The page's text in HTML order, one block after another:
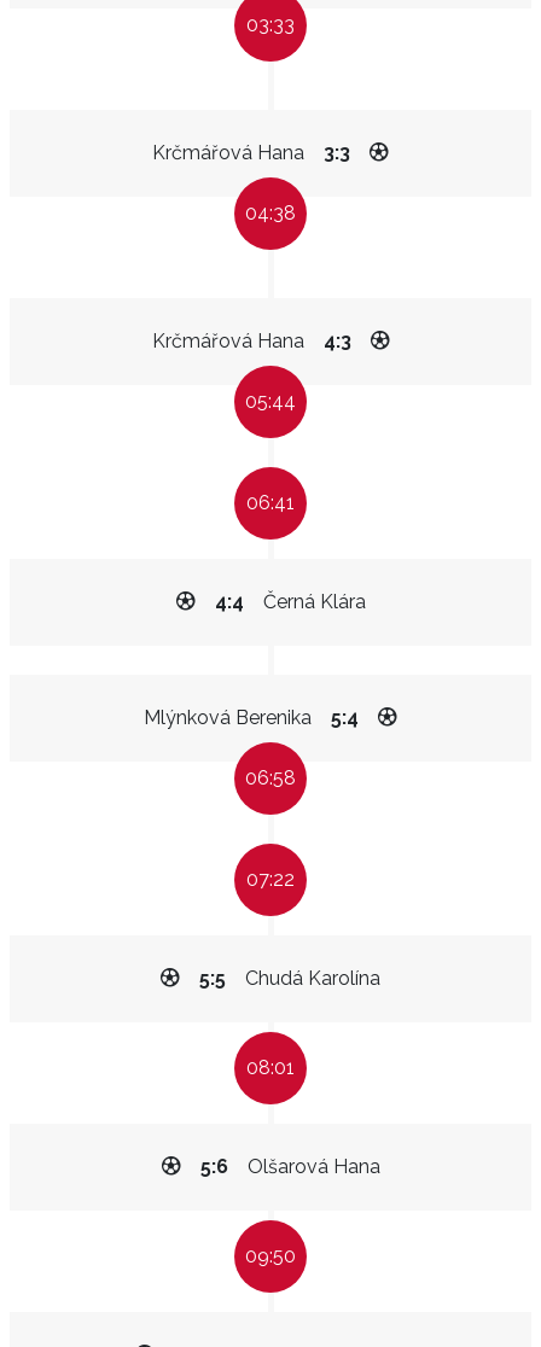
03:33
Krčmářová Hana 3:3
04:38
Krčmářová Hana 4:3
05:44
06:41
Černá Klára
4:4
Mlýnková Berenika 5:4
06:58
07:22
Chudá Karolína
5:5
08:01
Olšarová Hana
5:6
09:50